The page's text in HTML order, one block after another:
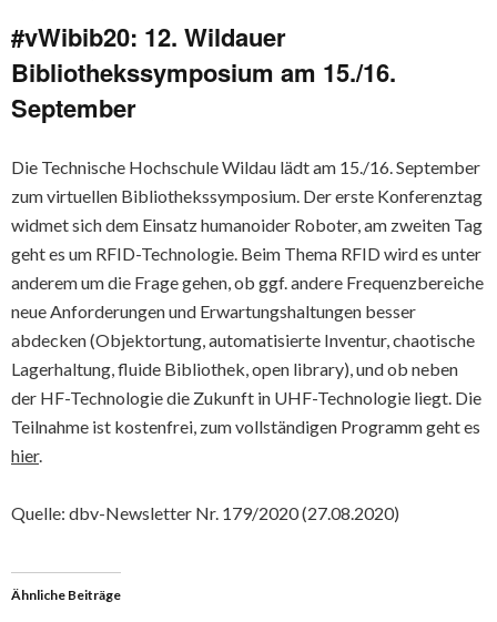
#vWibib20: 12. Wildauer
Bibliothekssymposium am 15./16.
September
Die Technische Hochschule Wildau lädt am 15./16. September
zum virtuellen Bibliothekssymposium. Der erste Konferenztag
widmet sich dem Einsatz humanoider Roboter, am zweiten Tag
geht es um RFID-Technologie. Beim Thema RFID wird es unter
anderem um die Frage gehen, ob ggf. andere Frequenzbereiche
neue Anforderungen und Erwartungshaltungen besser
abdecken (Objektortung, automatisierte Inventur, chaotische
Lagerhaltung, fluide Bibliothek, open library), und ob neben
der HF-Technologie die Zukunft in UHF-Technologie liegt. Die
Teilnahme ist kostenfrei, zum vollständigen Programm geht es
hier.
Quelle: dbv-Newsletter Nr. 179/2020 (27.08.2020)
Ähnliche Beiträge